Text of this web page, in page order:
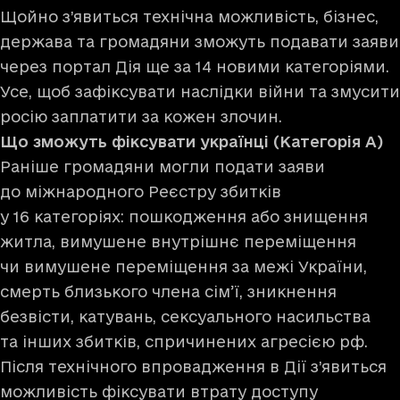
Щойно з’явиться технічна можливість, бізнес,
держава та громадяни зможуть подавати заяви
через портал Дія ще за 14 новими категоріями.
Усе, щоб зафіксувати наслідки війни та змусити
росію заплатити за кожен злочин.
Що зможуть фіксувати українці (Категорія A)
Раніше громадяни могли подати заяви
до міжнародного Реєстру збитків
у 16 категоріях: пошкодження або знищення
житла, вимушене внутрішнє переміщення
чи вимушене переміщення за межі України,
смерть близького члена сім’ї, зникнення
безвісти, катувань, сексуального насильства
та інших збитків, спричинених агресією рф.
Після технічного впровадження в Дії з’явиться
можливість фіксувати втрату доступу